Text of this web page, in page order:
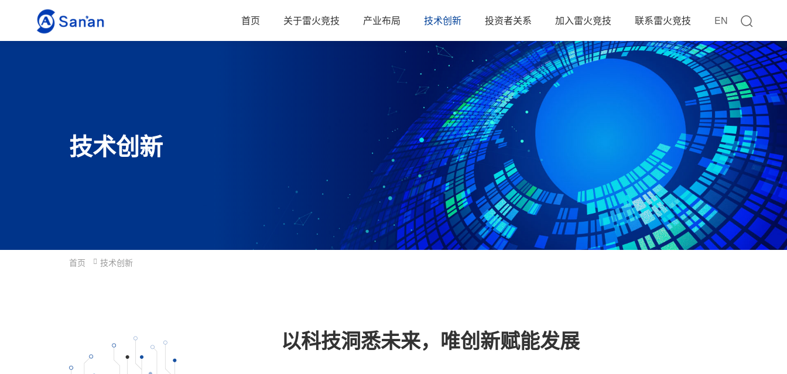
首页 关于雷火竞技 产业布局 技术创新 投资者关系 加入雷火竞技 联系雷火竞技 EN
技术创新
首页 技术创新
以科技洞悉未来，唯创新赋能发展